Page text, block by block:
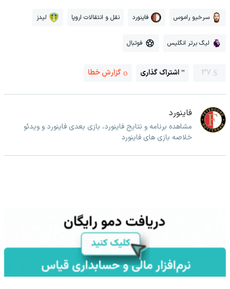
سرخیو راموس فاینورد نقل و انتقالات اروپا لیدز
لیگ برتر انگلیس فوتبال
37 اشتراک گذاری گزارش خطا
فاینورد
مشاهده برنامه و نتایج فاینورد، بازی بعدی فاینورد و ویدئو
خلاصه بازی های فاینورد